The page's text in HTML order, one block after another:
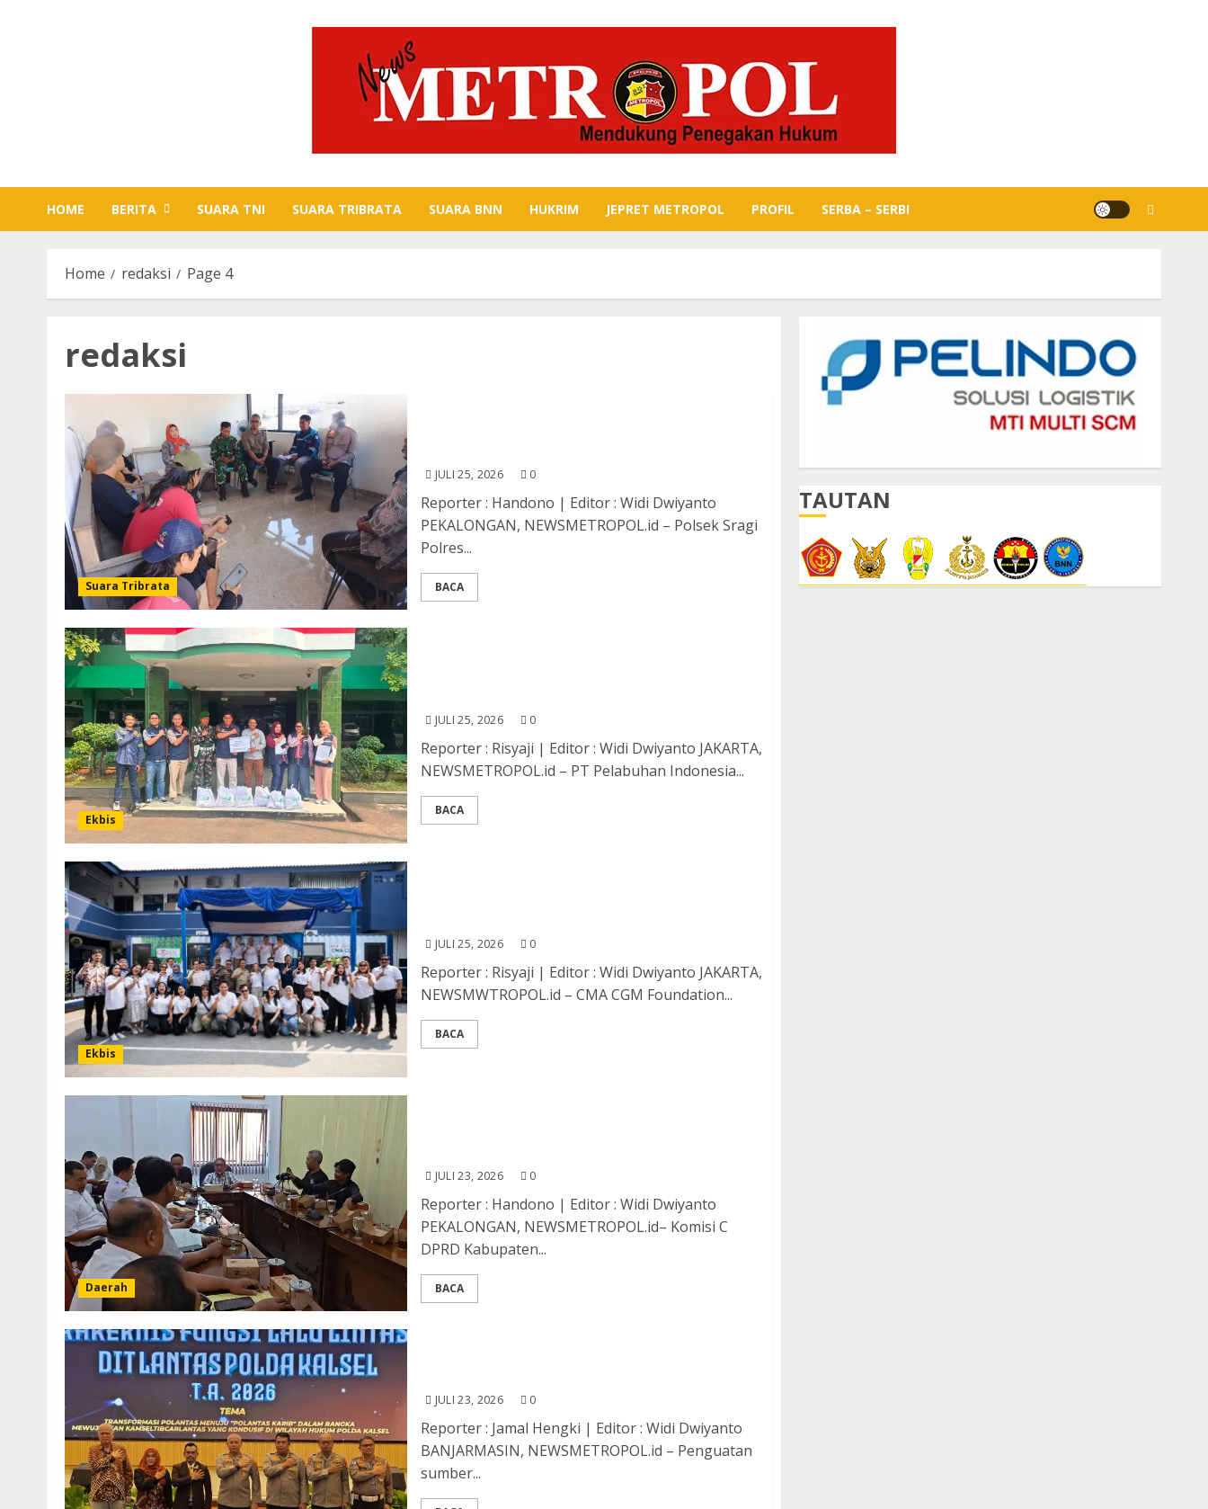
HOME BERITA SUARA TNI SUARA TRIBRATA SUARA BNN HUKRIM JEPRET METROPOL PROFIL SERBA – SERBI
Home redaksi Page 4
redaksi
Suara Tribrata
JULI 25, 2026 0
Reporter : Handono | Editor : Widi Dwiyanto
PEKALONGAN, NEWSMETROPOL.id – Polsek Sragi
Polres...
BACA
Ekbis
JULI 25, 2026 0
Reporter : Risyaji | Editor : Widi Dwiyanto JAKARTA,
NEWSMETROPOL.id – PT Pelabuhan Indonesia...
BACA
Ekbis
JULI 25, 2026 0
Reporter : Risyaji | Editor : Widi Dwiyanto JAKARTA,
NEWSMWTROPOL.id – CMA CGM Foundation...
BACA
Daerah
JULI 23, 2026 0
Reporter : Handono | Editor : Widi Dwiyanto
PEKALONGAN, NEWSMETROPOL.id– Komisi C
DPRD Kabupaten...
BACA
JULI 23, 2026 0
Reporter : Jamal Hengki | Editor : Widi Dwiyanto ​
BANJARMASIN, NEWSMETROPOL.id – Penguatan
sumber...
TAUTAN